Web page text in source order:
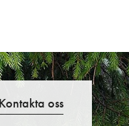
Kontakta oss